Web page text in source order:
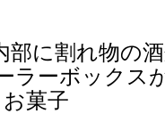
部に割れ物の酒
ラーボックス
菓子